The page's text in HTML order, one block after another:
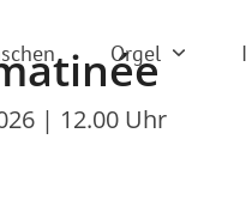
Orgel
| 12.00 Uhr